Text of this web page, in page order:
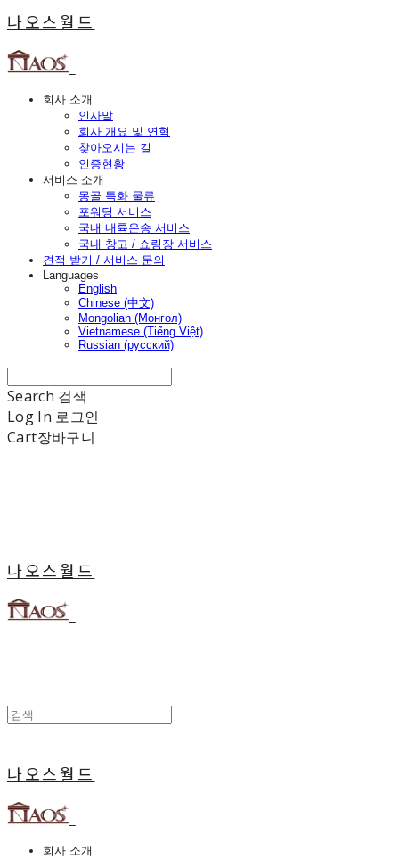
나오스월드
회사 소개
인사말
회사 개요 및 연혁
찾아오시는 길
인증현황
서비스 소개
몽골 특화 물류
포워딩 서비스
국내 내륙운송 서비스
국내 창고 / 쇼링장 서비스
견적 받기 / 서비스 문의
Languages
English
Chinese (中文)
Mongolian (Монгол)
Vietnamese (Tiếng Việt)
Russian (русский)
Search 검색
Log In 로그인
Cart장바구니
나오스월드
나오스월드
회사 소개